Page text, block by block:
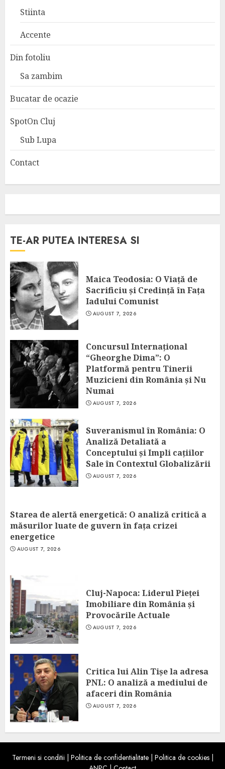
Stiinta
Accente
Din fotoliu
Sa zambim
Bucatar de ocazie
SpotOn Cluj
Sub Lupa
Contact
TE-AR PUTEA INTERESA SI
Maica Teodosia: O Viață de
Sacrificiu și Credință în Fața
Iadului Comunist
AUGUST 7, 2026
Concursul Internațional
“Gheorghe Dima”: O
Platformă pentru Tinerii
Muzicieni din România și Nu
Numai
AUGUST 7, 2026
Suveranismul în România: O
Analiză Detaliată a
Conceptului și Impli cațiilor
Sale în Contextul Globalizării
AUGUST 7, 2026
Starea de alertă energetică: O analiză critică a
măsurilor luate de guvern în fața crizei
energetice
AUGUST 7, 2026
Cluj-Napoca: Liderul Pieței
Imobiliare din România și
Provocările Actuale
AUGUST 7, 2026
Critica lui Alin Tișe la adresa
PNL: O analiză a mediului de
afaceri din România
AUGUST 7, 2026
Termeni si conditii Politica de confidentialitate| Politica de cookies|